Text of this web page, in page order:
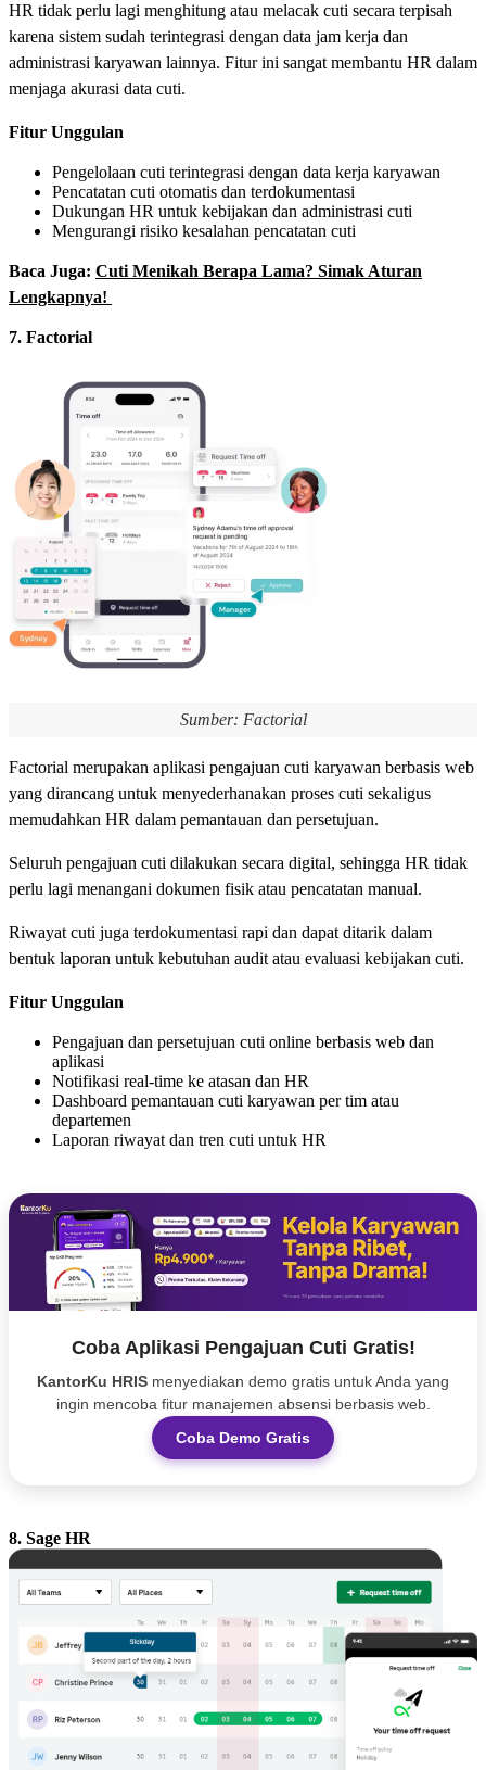
HR tidak perlu lagi menghitung atau melacak cuti secara terpisah
karena sistem sudah terintegrasi dengan data jam kerja dan
administrasi karyawan lainnya. Fitur ini sangat membantu HR dalam
menjaga akurasi data cuti.
Fitur Unggulan
Pengelolaan cuti terintegrasi dengan data kerja karyawan
Pencatatan cuti otomatis dan terdokumentasi
Dukungan HR untuk kebijakan dan administrasi cuti
Mengurangi risiko kesalahan pencatatan cuti
Baca Juga: Cuti Menikah Berapa Lama? Simak Aturan
Lengkapnya!
7. Factorial
Sumber: Factorial
Factorial merupakan aplikasi pengajuan cuti karyawan berbasis web
yang dirancang untuk menyederhanakan proses cuti sekaligus
memudahkan HR dalam pemantauan dan persetujuan.
Seluruh pengajuan cuti dilakukan secara digital, sehingga HR tidak
perlu lagi menangani dokumen fisik atau pencatatan manual.
Riwayat cuti juga terdokumentasi rapi dan dapat ditarik dalam
bentuk laporan untuk kebutuhan audit atau evaluasi kebijakan cuti.
Fitur Unggulan
Pengajuan dan persetujuan cuti online berbasis web dan
aplikasi
Notifikasi real-time ke atasan dan HR
Dashboard pemantauan cuti karyawan per tim atau
departemen
Laporan riwayat dan tren cuti untuk HR
Coba Aplikasi Pengajuan Cuti Gratis!
KantorKu HRIS menyediakan demo gratis untuk Anda yang
ingin mencoba fitur manajemen absensi berbasis web.
Coba Demo Gratis
8. Sage HR